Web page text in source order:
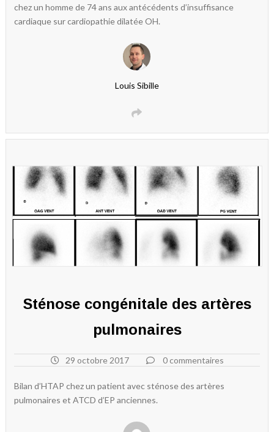
chez un homme de 74 ans aux antécédents d’insuffisance
cardiaque sur cardiopathie dilatée OH.
Louis Sibille
Sténose congénitale des artères
pulmonaires
29 octobre 2017 0 commentaires
Bilan d’HTAP chez un patient avec sténose des artères
pulmonaires et ATCD d’EP anciennes.